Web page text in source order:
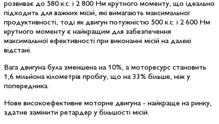
розвиває до 580 к.с. і 2 800 Нм крутного моменту, що ідеально
підходить для важких місій, які вимагають максимальної
продуктивності, тоді як двигун потужністю 500 к.с. і 2 600 Нм
крутного моменту є найкращим для забезпечення
максимальної ефективності при виконанні місій на далекі
відстані.
Вага двигуна була зменшена на 10%, а моторесурс становить
1,6 мільйона кілометрів пробігу, що на 33% більше, ніж у
попередника.
Нове високоефективне моторне двигуна - найкраще на ринку,
здатне замінити ретардер у більшості місій.